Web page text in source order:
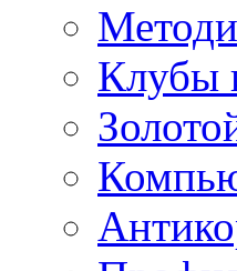
Клубы